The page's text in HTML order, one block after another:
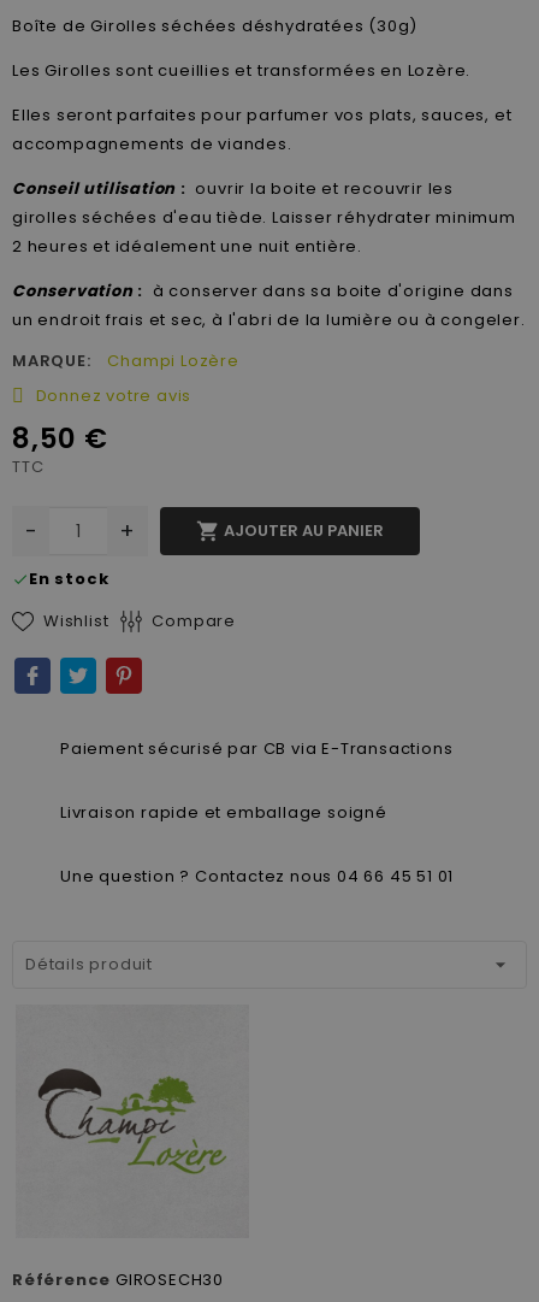
Boîte de Girolles séchées déshydratées (30g)
Les Girolles sont cueillies et transformées en Lozère.
Elles seront parfaites pour parfumer vos plats, sauces, et
accompagnements de viandes.
Conseil utilisation : ouvrir la boite et recouvrir les
girolles séchées d'eau tiède. Laisser réhydrater minimum
2 heures et idéalement une nuit entière.
Conservation : à conserver dans sa boite d'origine dans
un endroit frais et sec, à l'abri de la lumière ou à congeler.
MARQUE:
Champi Lozère
Donnez votre avis
8,50 €
TTC
- +  AJOUTER AU PANIER
check En stock
Wishlist
Compare
Paiement sécurisé par CB via E-Transactions
Livraison rapide et emballage soigné
Une question ? Contactez nous 04 66 45 51 01
Détails produit
Référence GIROSECH30